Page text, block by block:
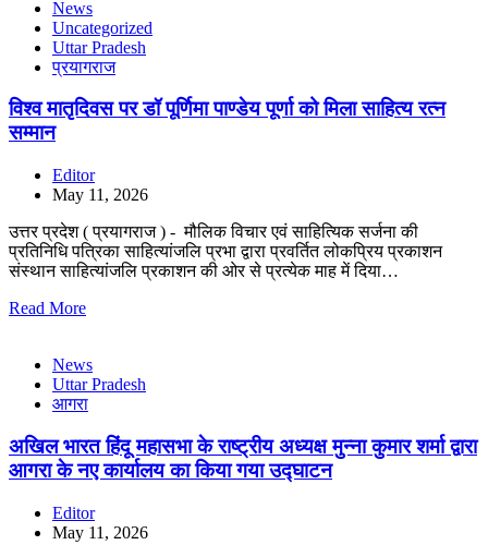
News
Uncategorized
Uttar Pradesh
प्रयागराज
विश्व मातृदिवस पर डॉ पूर्णिमा पाण्डेय पूर्णा को मिला साहित्य रत्न
सम्मान
Editor
May 11, 2026
उत्तर प्रदेश ( प्रयागराज ) - मौलिक विचार एवं साहित्यिक सर्जना की
प्रतिनिधि पत्रिका साहित्यांजलि प्रभा द्वारा प्रवर्तित लोकप्रिय प्रकाशन
संस्थान साहित्यांजलि प्रकाशन की ओर से प्रत्येक माह में दिया…
Read More
News
Uttar Pradesh
आगरा
अखिल भारत हिंदू महासभा के राष्ट्रीय अध्यक्ष मुन्ना कुमार शर्मा द्वारा
आगरा के नए कार्यालय का किया गया उद्घाटन
Editor
May 11, 2026